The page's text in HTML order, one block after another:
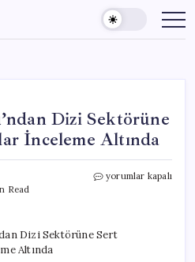
Dizi Sektörüne
İnceleme Altında
Read
Rekabet
Sert
Uyarı:
yorumlar kapalı